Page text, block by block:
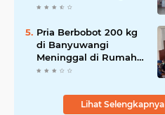
Ditekan
Pria Berbobot 200 kg
di Banyuwangi
Meninggal di Rumah
Sakit, Pemulangan
Basarnas
Lihat Selengkapnya